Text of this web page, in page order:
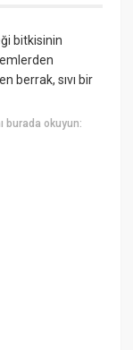
bitkisinin
berrak, sıvı bir
burada okuyun: